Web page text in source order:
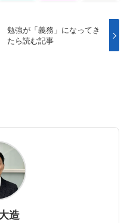
勉強が「義務」になってき
たら読む記事
造